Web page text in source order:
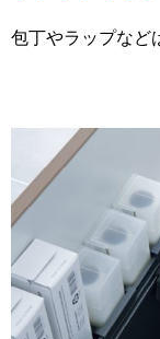
包丁やラップなど